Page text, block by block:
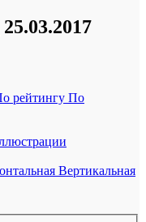
25.03.2017
рейтингу По
Вертикальная